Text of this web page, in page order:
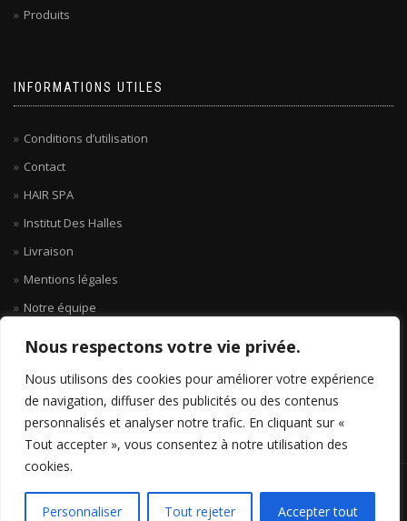
Nous respectons votre vie privée.
Nous utilisons des cookies pour améliorer votre expérience
de navigation, diffuser des publicités ou des contenus
personnalisés et analyser notre trafic. En cliquant sur «
Tout accepter », vous consentez à notre utilisation des
cookies.
Personnaliser Tout rejeter Accepter tout
Produits
INFORMATIONS UTILES
Conditions d’utilisation
Contact
HAIR SPA
Institut Des Halles
Livraison
Mentions légales
Notre équipe
NOÏA - 2020 2017 - TOUS DROITS RÉSERVÉS